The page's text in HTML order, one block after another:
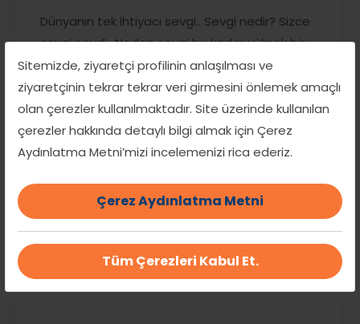
Sitemizde, ziyaretçi profilinin anlaşılması ve
ziyaretçinin tekrar tekrar veri girmesini önlemek amaçlı
olan çerezler kullanılmaktadır. Site üzerinde kullanılan
çerezler hakkında detaylı bilgi almak için Çerez
Aydınlatma Metni’mizi incelemenizi rica ederiz.
Çerez Aydınlatma Metni
Tüm Çerezleri Kabul Et.
Dünyanın tek ihtiyacı sevgi.. Sevgi nedir? Sizce
sevgi neydi.. Neden sevgi bu kadar yüksek bir
titreşime sahipti onu bu denli güçlü kılan şey
neydi.. Evet bugün dünyamızı kurtaracak olan
tek şeyin sevgi olduğundan bahsedeceğim.
Peki neden sevgi? Dünyaya gelmeden anne
karnındayken başlar sevgi alışverişi..Birbirinizi
Devamını oku